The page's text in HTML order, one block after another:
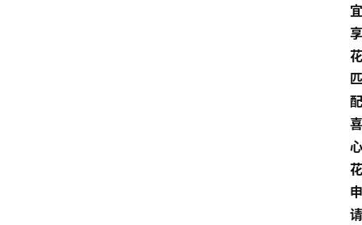
宜
享
花
匹
配
喜
心
花
申
请